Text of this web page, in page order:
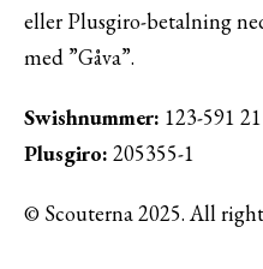
eller Plusgiro-betalning
med ”Gåva”.
Swishnummer: 123-591
Plusgiro: 205355-1
© Scouterna 2025. All